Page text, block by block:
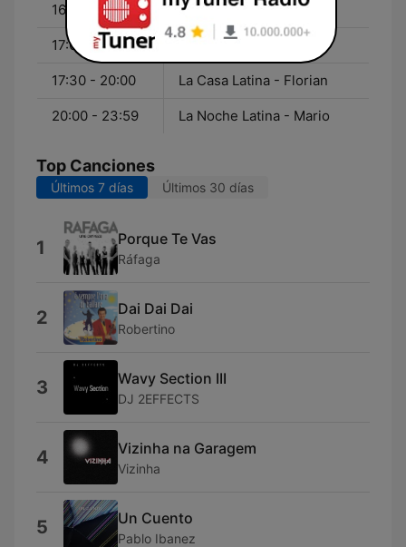
16:00 - 20:00 Florian - Florian
17:00 - 17:30 Hot Latina - Florian
17:30 - 20:00 La Casa Latina - Florian
20:00 - 23:59 La Noche Latina - Mario
Top Canciones
Últimos 7 días Últimos 30 días
1 Porque Te Vas
Ráfaga
2 Dai Dai Dai
Robertino
3 Wavy Section III
DJ 2EFFECTS
4 Vizinha na Garagem
Vizinha
5 Un Cuento
Pablo Ibanez